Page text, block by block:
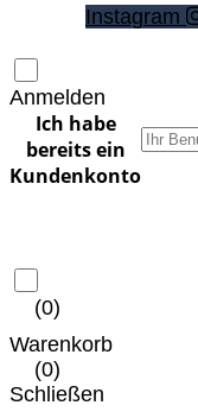
Instagram
Anmelden
(0)
Warenkorb
(0)
Schließen